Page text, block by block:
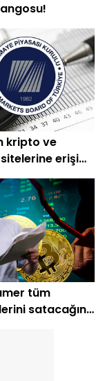
kripto ve
erişim
tüm
satacağını